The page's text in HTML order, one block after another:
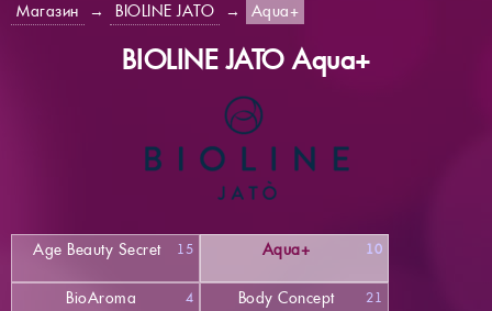
Магазин → BIOLINE JATO → Aqua+
BIOLINE JATO Aqua+
Age Beauty Secret 15 Aqua+ 10
BioAroma 4 Body Concept 21